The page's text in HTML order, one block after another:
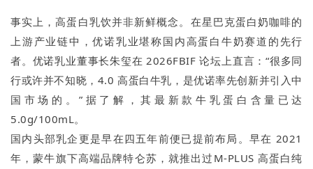
事实上，高蛋白乳饮并非新鲜概念。在星巴克蛋白奶咖啡的
上游产业链中，优诺乳业堪称国内高蛋白牛奶赛道的先行
者。优诺乳业董事长朱玺在 2026FBIF 论坛上直言：“很多同
行或许并不知晓，4.0 高蛋白牛乳，是优诺率先创新并引入中
国市场的。”据了解，其最新款牛乳蛋白含量已达
5.0g/100mL。
国内头部乳企更是早在四五年前便已提前布局。早在 2021
年，蒙牛旗下高端品牌特仑苏，就推出过M-PLUS 高蛋白纯